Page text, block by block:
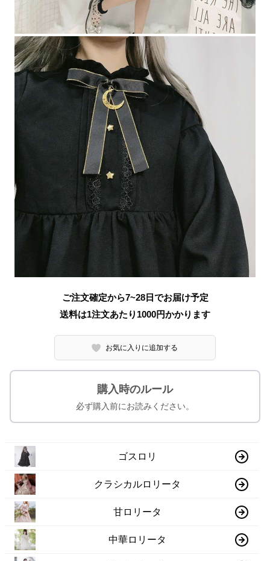
ご注文確定から7~28日でお届け予定
送料は1注文あたり 1000円かかります
お気に入りに追加する
購入時のルール
必ず購入前にお読みください。
ゴスロリ
クラシカルロリータ
甘ロリータ
中華ロリータ